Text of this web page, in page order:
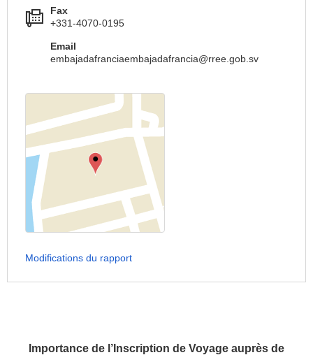
Importance de l’Inscription de Voyage auprès de
Fax
+331-4070-0195
Email
embajadafranciaembajadafrancia@rree.gob.sv
Modifications du rapport